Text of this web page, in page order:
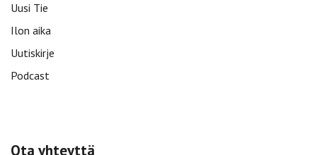
Uusi Tie
Ilon aika
Uutiskirje
Podcast
Ota yhteyttä